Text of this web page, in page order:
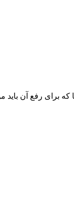
برای رفع آن باید